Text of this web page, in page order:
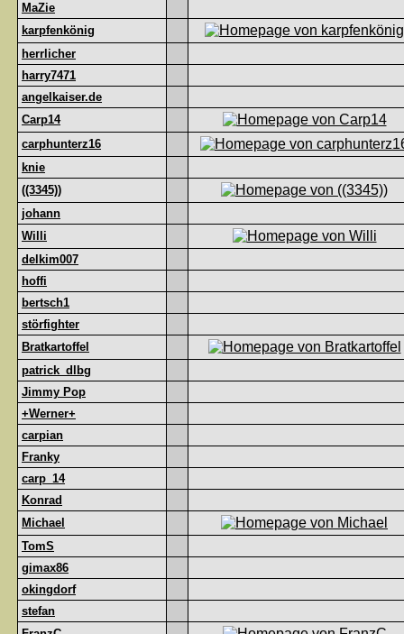
MaZie
karpfenkönig
herrlicher
harry7471
angelkaiser.de
Carp14
carphunterz16
knie
((3345))
johann
Willi
delkim007
hoffi
bertsch1
störfighter
Bratkartoffel
patrick_dlbg
Jimmy Pop
+Werner+
carpian
Franky
carp_14
Konrad
Michael
TomS
gimax86
okingdorf
stefan